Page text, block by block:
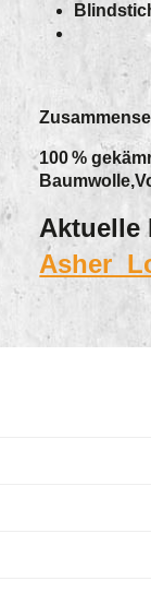
100 %
Aktuelle
Asher